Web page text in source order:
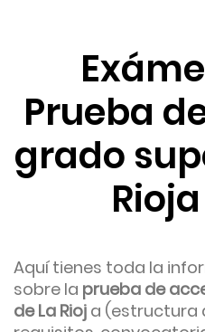
Prueba
grado
Aquí tienes toda la
sobre la prueba de
de La Rioj a (estructura